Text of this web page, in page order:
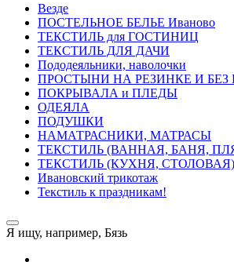
Везде
ПОСТЕЛЬНОE БЕЛЬE Иваново
ТЕКСТИЛЬ для ГОСТИНИЦ
ТЕКСТИЛЬ ДЛЯ ДАЧИ
Пододеяльники, наволочки
ПРОСТЫНИ НА РЕЗИНКЕ И БЕЗ
ПОКРЫВАЛА и ПЛЕДЫ
ОДЕЯЛА
ПОДУШКИ
НАМАТРАСНИКИ, МАТРАСЫ
ТЕКСТИЛЬ (ВАННАЯ, БАНЯ,
ТЕКСТИЛЬ (КУХНЯ, СТОЛОВАЯ)
Ивановский трикотаж
Текстиль к праздникам!
Я ищу, например, Бязь